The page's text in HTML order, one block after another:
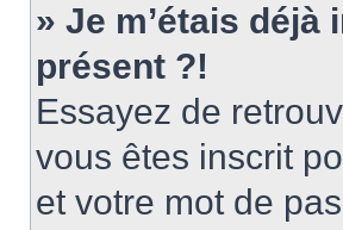
» Je m’étais
présent ?!
Essayez de
vous êtes inscrit
et votre mot de